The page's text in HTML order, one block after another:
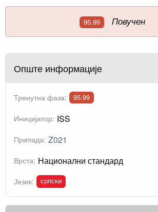
95.99 Повучен
Опште информације
Тренутна фаза: 95.99
Иницијатор: ISS
Припада: Z021
Врста: Национални стандард
Језик: српски